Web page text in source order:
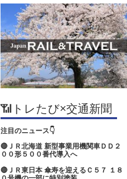
📶トレたび×交通新聞
注目のニュース👇
🔴ＪＲ北海道 新型事業用機関車ＤＤ２
００形５００番代導入へ
🔴ＪＲ東日本 傘寿を迎えるＣ５７ １８